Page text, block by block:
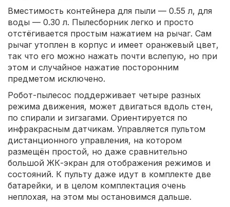
Вместимость контейнера для пыли — 0.55 л, для
воды — 0.30 л. Пылесборник легко и просто
отстёгивается простым нажатием на рычаг. Сам
рычаг утоплен в корпус и имеет оранжевый цвет,
так что его можно нажать почти вслепую, но при
этом и случайное нажатие посторонним
предметом исключено.
Робот-пылесос поддерживает четыре разных
режима движения, может двигаться вдоль стен,
по спирали и зигзагами. Ориентируется по
инфракрасным датчикам. Управляется пультом
дистанционного управления, на котором
размещён простой, но даже сравнительно
большой ЖК-экран для отображения режимов и
состояний. К пульту даже идут в комплекте две
батарейки, и в целом комплектация очень
неплохая, на этом мы остановимся дальше.